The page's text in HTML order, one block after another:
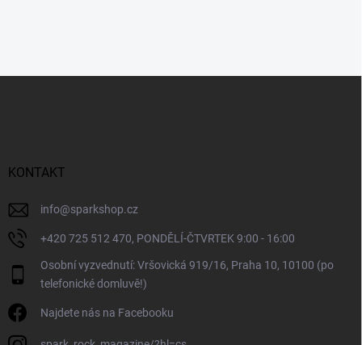
KONTAKT
info@sparkshop.cz
+420 725 512 470, PONDĚLÍ-ČTVRTEK 9:00 - 16:00
Osobní vyzvednutí: Vršovická 919/16, Praha 10, 10100 (po
telefonické domluvě!)
Najdete nás na Facebooku